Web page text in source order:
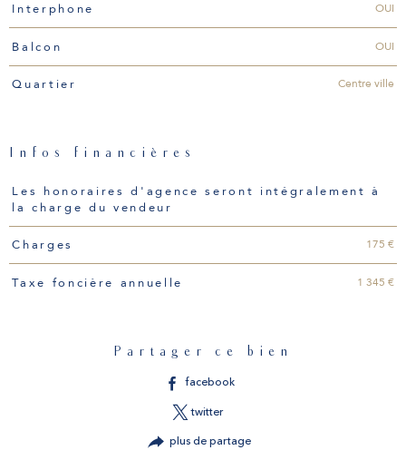
Interphone OUI
Balcon OUI
Quartier Centre ville
Infos financières
Caractéristiques Valeurs
Les honoraires d'agence seront intégralement à
la charge du vendeur
Charges 175 €
Taxe foncière annuelle 1 345 €
Partager ce bien
facebook
twitter
plus de partage